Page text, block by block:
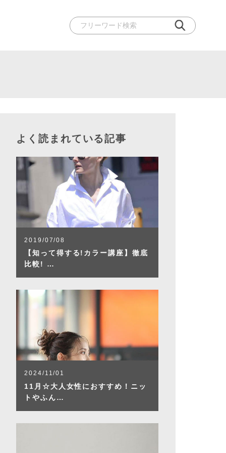
よく読まれている記事
2019/07/08
【知って得する!カラー講座】徹底
比較! …
2024/11/01
11月☆大人女性におすすめ！ニッ
トやふん…